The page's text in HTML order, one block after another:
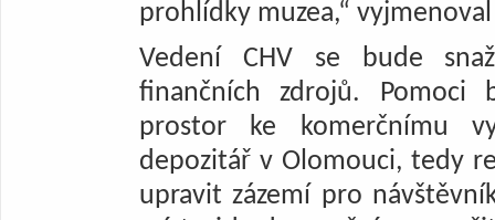
prohlídky muzea,“
Vedení CHV se bude
finančních zdrojů.
prostor ke komerčnímu
depozitář v Olomouci, tedy
upravit zázemí pro